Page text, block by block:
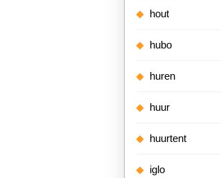
hout
hubo
huren
huur
huurtent
iglo